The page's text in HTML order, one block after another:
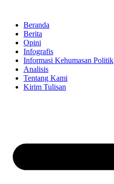
contentBeranda
Berita
Opini
Infografis
Informasi Kehumasan Politik
Analisis
Tentang Kami
Kirim Tulisan